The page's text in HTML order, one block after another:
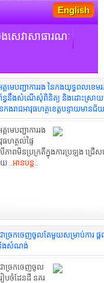
ងសេវាសាធារណៈ
English
េបញ្ជាការរង នៃកងយុទ្ធពលខេមរ
ក់ព័ន្ធនឹងសំណើសុំពិនិត្យ និងដោះស្រា
ងរាជអាវុធហត្ថខេត្តបន្ទាយមានជ័យ
េបញ្ជាការរង
ធហត្ថល់ផ្ទៃ
ពមិនប្រក្រតីក្នុងការប្រឡង ជ្រើស
យ ..អានបន្ត..
ច្រកចេញចូលតែមួយសម្រាប់ការ ផ្ត
និងសំណង់
ាច្រកចេញចូល
បចំដែនដី នគរ